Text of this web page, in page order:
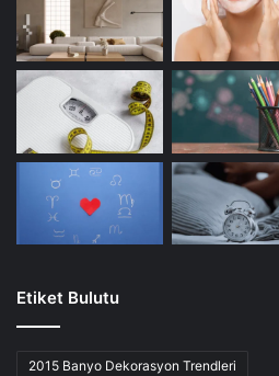
Etiket Bulutu
2015 Banyo Dekorasyon Trendleri